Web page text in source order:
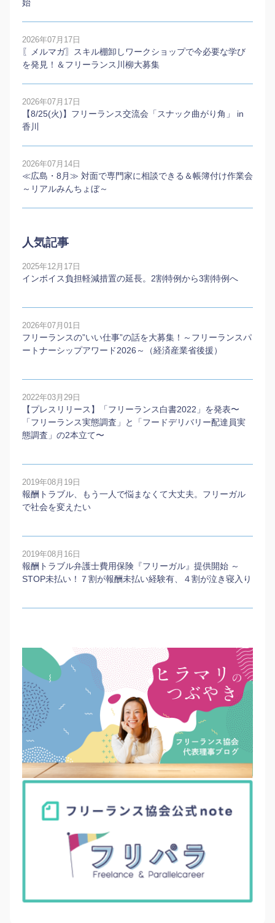
始
2026年07月17日
〖メルマガ〗スキル棚卸しワークショップで今必要な学び
を発見！＆フリーランス川柳大募集
2026年07月17日
【8/25(火)】フリーランス交流会「スナック曲がり角」 in
香川
2026年07月14日
≪広島・8月≫ 対面で専門家に相談できる＆帳簿付け作業会
～リアルみんちょぼ～
人気記事
2025年12月17日
インボイス負担軽減措置の延長。2割特例から3割特例へ
2026年07月01日
フリーランスの”いい仕事”の話を大募集！～フリーランスパ
ートナーシップアワード2026～（経済産業省後援）
2022年03月29日
【プレスリリース】「フリーランス白書2022」を発表〜
「フリーランス実態調査」と「フードデリバリー配達員実
態調査」の2本⽴て〜
2019年08月19日
報酬トラブル、もう一人で悩まなくて大丈夫。フリーガル
で社会を変えたい
2019年08月16日
報酬トラブル弁護士費用保険『フリーガル』提供開始 ～
STOP未払い！７割が報酬未払い経験有、４割が泣き寝入り